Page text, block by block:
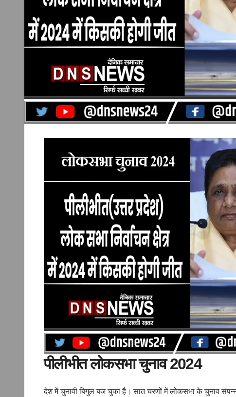
पीलीभीत लोकसभा चुनाव 2024
देश में चुनावी बिगुल बज चुका है। सात चरणों में लोकसभा के चुनाव संपन्न